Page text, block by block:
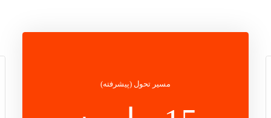
مسیر تحول (پیشرفته)